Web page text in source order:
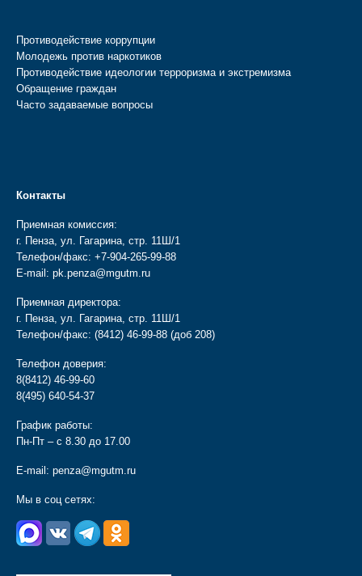
Противодействие коррупции
Молодежь против наркотиков
Противодействие идеологии терроризма и экстремизма
Обращение граждан
Часто задаваемые вопросы
Контакты
Приемная комиссия:
г. Пенза, ул. Гагарина, стр. 11Ш/1
Телефон/факс: +7-904-265-99-88
E-mail: pk.penza@mgutm.ru
Приемная директора:
г. Пенза, ул. Гагарина, стр. 11Ш/1
Телефон/факс: (8412) 46-99-88 (доб 208)
Телефон доверия:
8(8412) 46-99-60
8(495) 640-54-37
График работы:
Пн-Пт – с 8.30 до 17.00
E-mail: penza@mgutm.ru
Мы в соц сетях: